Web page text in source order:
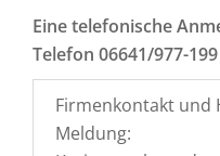
Eine telefonische
Telefon 06641/977-
Firmenkontakt und
Meldung: